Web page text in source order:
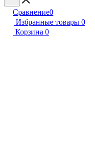
Сравнение0
Избранные товары 0
Корзина 0